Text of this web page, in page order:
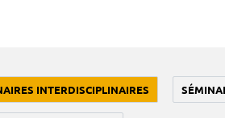
INTERDISCIPLINAIRES